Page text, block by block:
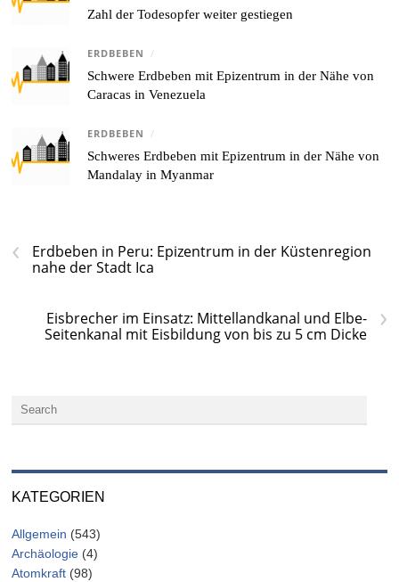
Zahl der Todesopfer weiter gestiegen
ERDBEBEN /
Schwere Erdbeben mit Epizentrum in der Nähe von
Caracas in Venezuela
ERDBEBEN /
Schweres Erdbeben mit Epizentrum in der Nähe von
Mandalay in Myanmar
‹
Erdbeben in Peru: Epizentrum in der Küstenregion
nahe der Stadt Ica
›
Eisbrecher im Einsatz: Mittellandkanal und Elbe-
Seitenkanal mit Eisbildung von bis zu 5 cm Dicke
KATEGORIEN
Allgemein (543)
Archäologie (4)
Atomkraft (98)